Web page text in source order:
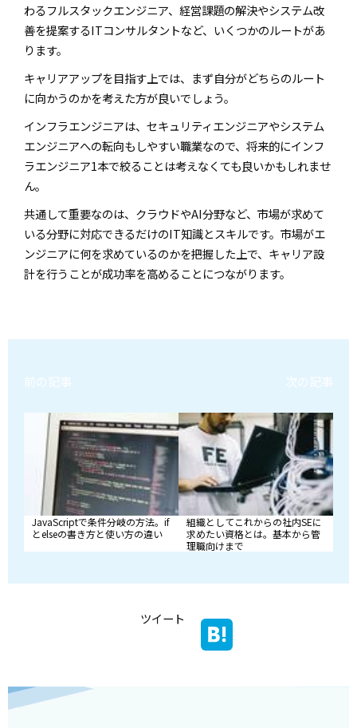
わるフルスタックエンジニア、経営課題の解決やシステム改
善を提案するITコンサルタントなど、いくつかのルートがあ
ります。
キャリアアップを目指す上では、まず自分がどちらのルート
に向かうのかを考えた方が良いでしょう。
インフラエンジニアは、セキュリティエンジニアやシステム
エンジニアへの転向もしやすい職業なので、将来的にインフ
ラエンジニア1本で絞ることは考えなくても良いかもしれませ
ん。
共通して重要なのは、クラウドやAI分野など、市場が求めて
いる分野に対応できるだけのIT知識とスキルです。市場がエ
ンジニアに何を求めているのかを把握した上で、キャリア設
計を行うことが成功率を高めることにつながります。
前の記事
JavaScriptで条件分岐の方法。if
とelseの書き方と使い方の違い
次の記事
組織としてこれからの社内SEに
求めたい資格とは。基本から管
理職向けまで
ツイート